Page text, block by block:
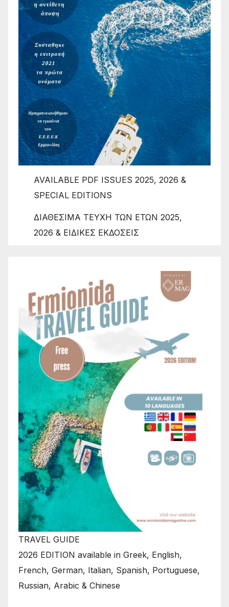
AVAILABLE PDF ISSUES 2025, 2026 &
SPECIAL EDITIONS
ΔΙΑΘΕΣΙΜΑ ΤΕΥΧΗ ΤΩΝ ΕΤΩΝ 2025,
2026 & ΕΙΔΙΚΕΣ ΕΚΔΟΣΕΙΣ
TRAVEL GUIDE
2026 EDITION available in Greek, English,
French, German, Italian, Spanish, Portuguese,
Russian, Arabic & Chinese